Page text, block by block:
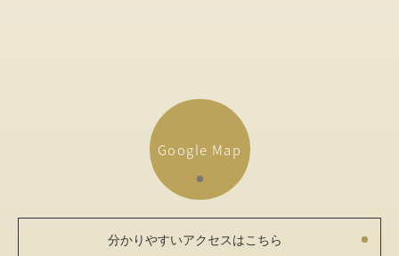
Google Map
分かりやすいアクセスはこちら